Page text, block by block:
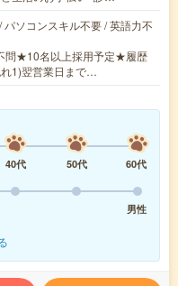
ソコンスキル不要 / 英語力不
問★10名以上採用予定★履歴
1)翌営業日まで…
40代 50代
60代
男性